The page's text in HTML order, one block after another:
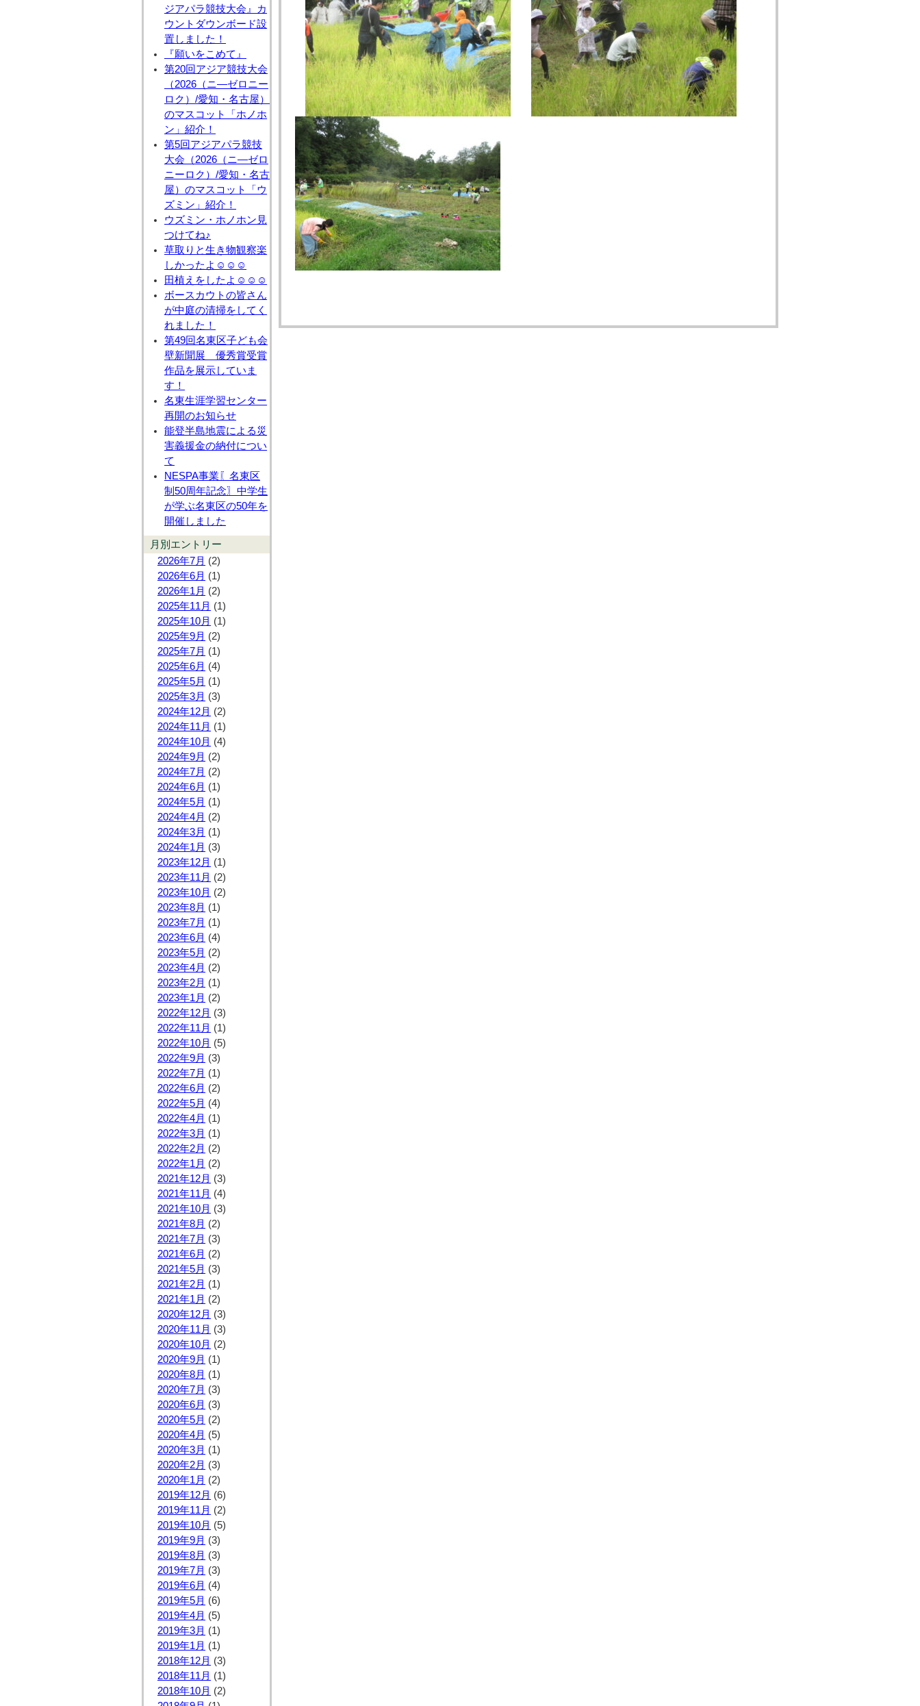
ジアパラ競技大会』カ
ウントダウンボード設
置しました！
『願いをこめて』
第20回アジア競技大会
（2026（ニ―ゼロニー
ロク）/愛知・名古屋）
のマスコット「ホノホ
ン」紹介！
第5回アジアパラ競技
大会（2026（ニ―ゼロ
ニーロク）/愛知・名古
屋）のマスコット「ウ
ズミン」紹介！
ウズミン・ホノホン見
つけてね♪
草取りと生き物観察楽
しかったよ☺☺☺
田植えをしたよ☺☺☺
ボースカウトの皆さん
が中庭の清掃をしてく
れました！
第49回名東区子ども会
壁新聞展 優秀賞受賞
作品を展示していま
す！
名東生涯学習センター
再開のお知らせ
能登半島地震による災
害義援金の納付につい
て
NESPA事業〖名東区
制50周年記念〗中学生
が学ぶ名東区の50年を
開催しました
月別エントリー
2026年7月 (2)
2026年6月 (1)
2026年1月 (2)
2025年11月 (1)
2025年10月 (1)
2025年9月 (2)
2025年7月 (1)
2025年6月 (4)
2025年5月 (1)
2025年3月 (3)
2024年12月 (2)
2024年11月 (1)
2024年10月 (4)
2024年9月 (2)
2024年7月 (2)
2024年6月 (1)
2024年5月 (1)
2024年4月 (2)
2024年3月 (1)
2024年1月 (3)
2023年12月 (1)
2023年11月 (2)
2023年10月 (2)
2023年8月 (1)
2023年7月 (1)
2023年6月 (4)
2023年5月 (2)
2023年4月 (2)
2023年2月 (1)
2023年1月 (2)
2022年12月 (3)
2022年11月 (1)
2022年10月 (5)
2022年9月 (3)
2022年7月 (1)
2022年6月 (2)
2022年5月 (4)
2022年4月 (1)
2022年3月 (1)
2022年2月 (2)
2022年1月 (2)
2021年12月 (3)
2021年11月 (4)
2021年10月 (3)
2021年8月 (2)
2021年7月 (3)
2021年6月 (2)
2021年5月 (3)
2021年2月 (1)
2021年1月 (2)
2020年12月 (3)
2020年11月 (3)
2020年10月 (2)
2020年9月 (1)
2020年8月 (1)
2020年7月 (3)
2020年6月 (3)
2020年5月 (2)
2020年4月 (5)
2020年3月 (1)
2020年2月 (3)
2020年1月 (2)
2019年12月 (6)
2019年11月 (2)
2019年10月 (5)
2019年9月 (3)
2019年8月 (3)
2019年7月 (3)
2019年6月 (4)
2019年5月 (6)
2019年4月 (5)
2019年3月 (1)
2019年1月 (1)
2018年12月 (3)
2018年11月 (1)
2018年10月 (2)